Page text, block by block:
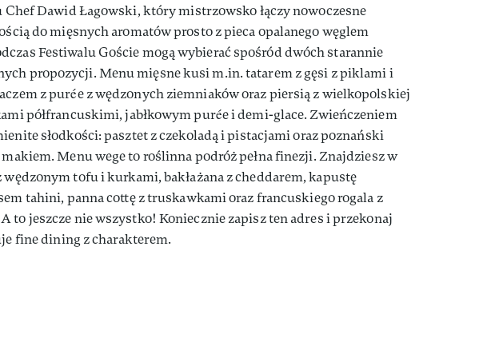
Dawid Łagowski, który mistrzowsko łączy nowoczesne
do mięsnych aromatów prosto z pieca opalanego węglem
Festiwalu Goście mogą wybierać spośród dwóch starannie
propozycji. Menu mięsne kusi m.in. tatarem z gęsi z piklami i
z purée z wędzonych ziemniaków oraz piersią z wielkopolskiej
półfrancuskimi, jabłkowym purée i demi-glace. Zwieńczeniem
słodkości: pasztet z czekoladą i pistacjami oraz poznański
makiem. Menu wege to roślinna podróż pełna finezji. Znajdziesz w
tofu i kurkami, bakłażana z cheddarem, kapustę
tahini, panna cottę z truskawkami oraz francuskiego rogala z
to jeszcze nie wszystko! Koniecznie zapisz ten adres i przekonaj
fine dining z charakterem.